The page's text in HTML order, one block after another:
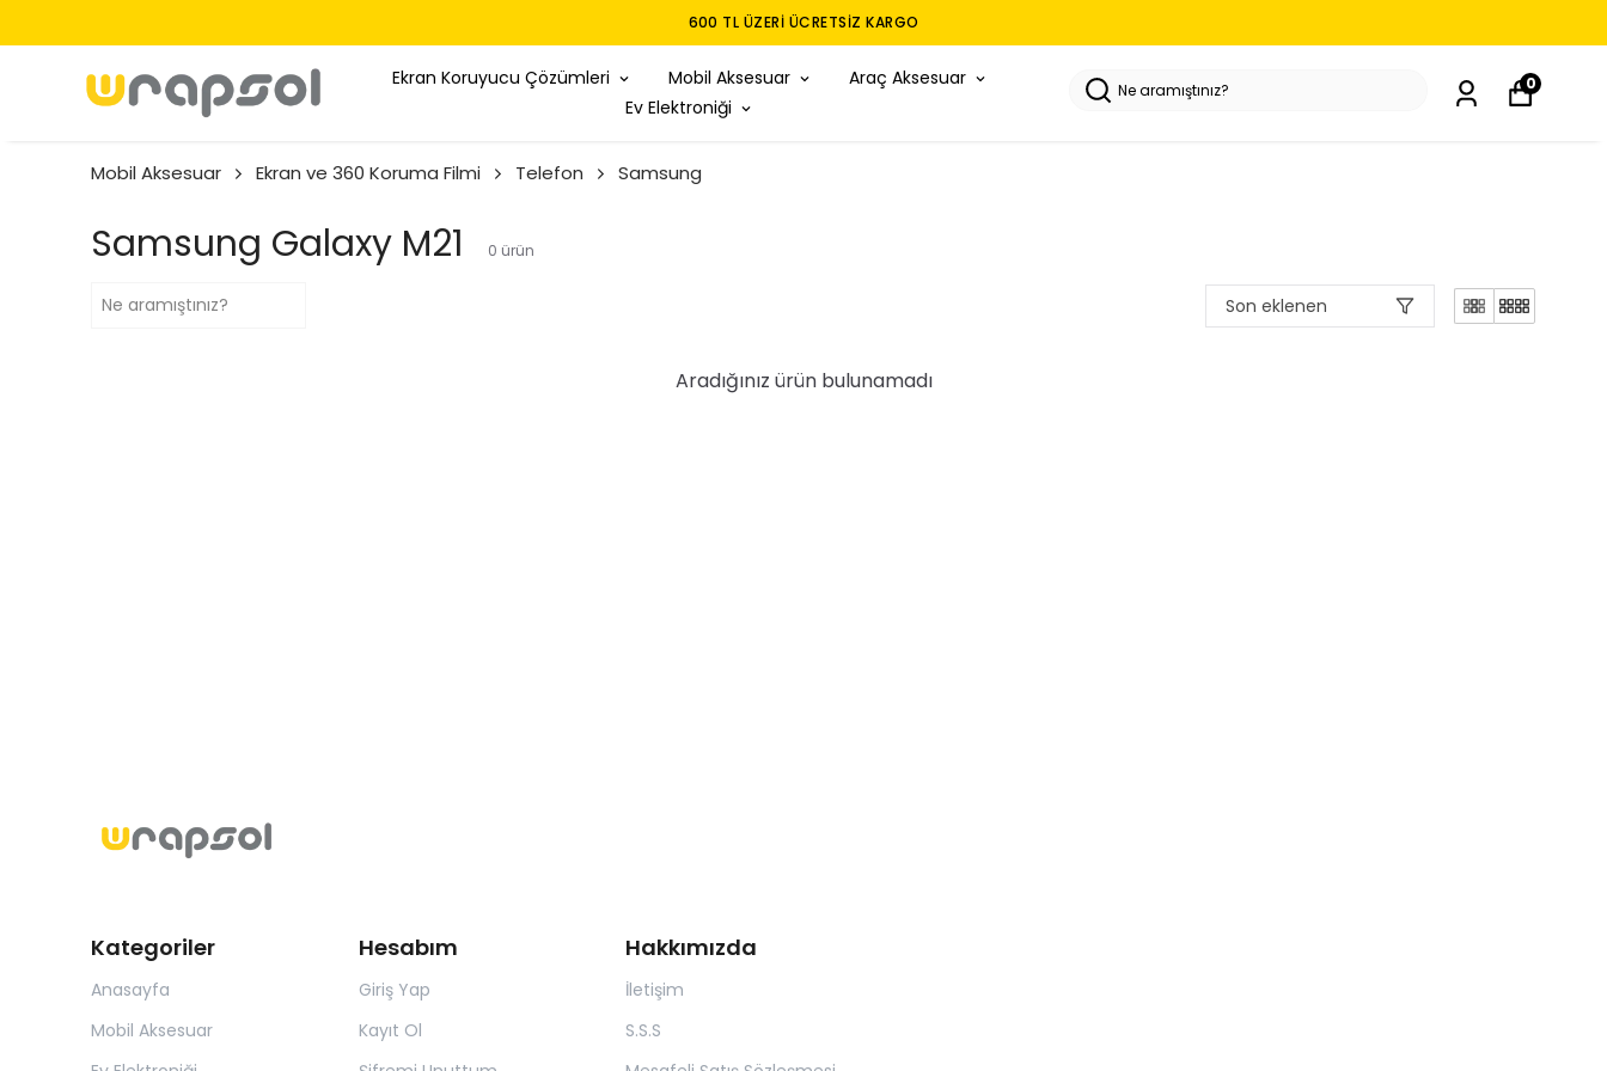
Ekran Koruyucu Çözümleri Mobil Aksesuar
Araç Aksesuar
Ev Elektroniği
0
Mobil Aksesuar Ekran ve 360 Koruma Filmi Telefon Samsung
Samsung Galaxy M21 0 ürün
Son eklenen
Aradığınız ürün bulunamadı
Kategoriler
Anasayfa
Mobil Aksesuar
Hesabım
Giriş Yap
Kayıt Ol
Hakkımızda
İletişim
S.S.S